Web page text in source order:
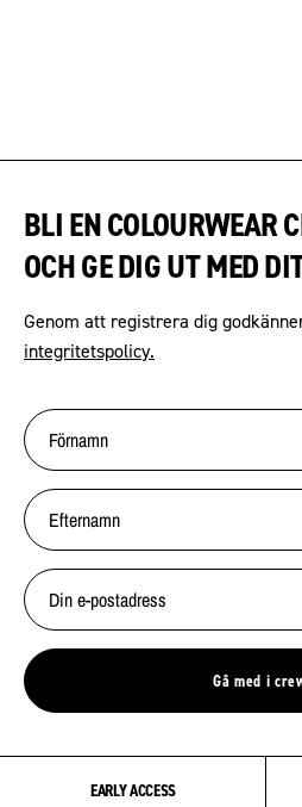
BLI EN COLOURWEAR
OCH GE DIG UT MED
Genom att registrera dig
integritetspolicy.
Gå med i
EARLY ACCESS